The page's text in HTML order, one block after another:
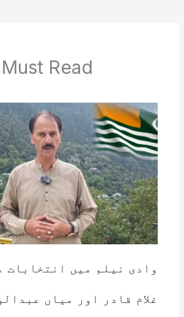
Must Read
وادی نیلم میں انتخابات
غلام قادر اور میاں